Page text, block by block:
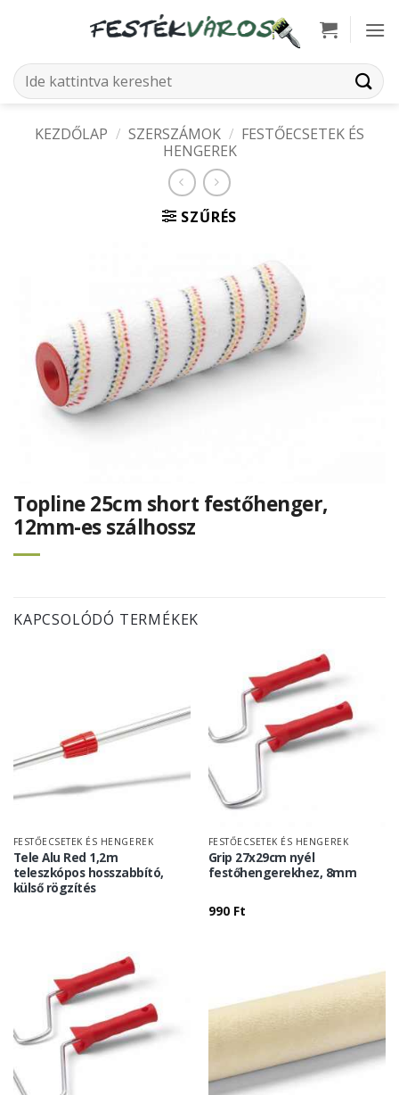
Keresés
a
KEZDŐLAP / SZERSZÁMOK / FESTŐECSETEK ÉS
HENGEREK
SZŰRÉS
Topline 25cm short festőhenger,
12mm-es szálhossz
KAPCSOLÓDÓ TERMÉKEK
FESTŐECSETEK ÉS HENGEREK
Tele Alu Red 1,2m
teleszkópos hosszabbító,
külső rögzítés
FESTŐECSETEK ÉS HENGEREK
Grip 27x29cm nyél
festőhengerekhez, 8mm
990 Ft